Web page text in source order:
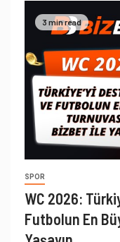
3 min read
SPOR
WC 2026:
Futbolun En